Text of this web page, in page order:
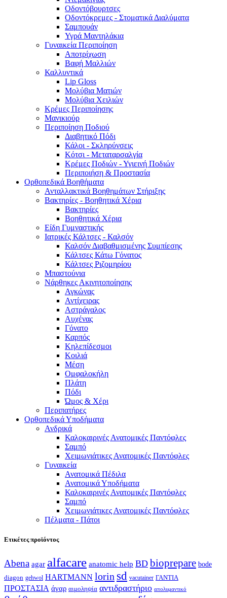
Οδοντόβουρτσες
Οδοντόκρεμες - Στοματικά Διαλύματα
Σαμπουάν
Υγρά Μαντηλάκια
Γυναικεία Περιποίηση
Αποτρίχωση
Βαφή Μαλλιών
Καλλυντικά
Lip Gloss
Μολύβια Ματιών
Μολύβια Χειλιών
Κρέμες Περιποίησης
Μανικιούρ
Περιποίηση Ποδιού
Διαβητικό Πόδι
Κάλοι - Σκληρύνσεις
Κότσι - Μεταταρσαλγία
Κρέμες Ποδιών - Υγιεινή Ποδιών
Περιποιήση & Προστασία
Ορθοπεδικά Βοηθήματα
Ανταλλακτικά Βοηθημάτων Στήριξης
Βακτηρίες - Βοηθητικά Χέρια
Βακτηρίες
Βοηθητικά Χέρια
Είδη Γυμναστικής
Ιατρικές Κάλτσες - Καλσόν
Καλσόν Διαβαθμισμένης Συμπίεσης
Κάλτσες Κάτω Γόνατος
Κάλτσες Ριζομηρίου
Μπαστούνια
Νάρθηκες Ακινητοποίησης
Αγκώνας
Αντίχειρας
Αστράγαλος
Αυχένας
Γόνατο
Καρπός
Κηλεπίδεσμοι
Κοιλιά
Μέση
Ομφαλοκήλη
Πλάτη
Πόδι
Ώμος & Χέρι
Περιπατήρες
Ορθοπεδικά Υποδήματα
Ανδρικά
Καλοκαιρινές Ανατομικές Παντόφλες
Σαμπό
Χειμωνιάτικες Ανατομικές Παντόφλες
Γυναικεία
Ανατομικά Πέδιλα
Ανατομικά Υποδήματα
Καλοκαιρινές Ανατομικές Παντόφλες
Σαμπό
Χειμωνιάτικες Ανατομικές Παντόφλες
Πέλματα - Πάτοι
Ετικέτες προϊόντος
Abena agar alfacare anatomic help BD bioprepare bode
diagon gehwol HARTMANN lorin sd vacutainer ΓΑΝΤΙΑ
ΠΡΟΣΤΑΣΙΑ άγαρ αιμοληψία αντιδραστήριο απολυμαντικό